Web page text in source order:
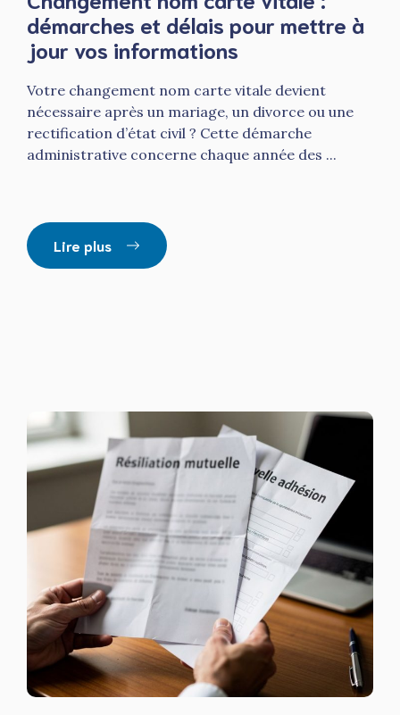
démarches et délais pour mettre à
jour vos informations
Votre changement nom carte vitale devient
nécessaire après un mariage, un divorce ou une
rectification d’état civil ? Cette démarche
administrative concerne chaque année des ...
Lire plus